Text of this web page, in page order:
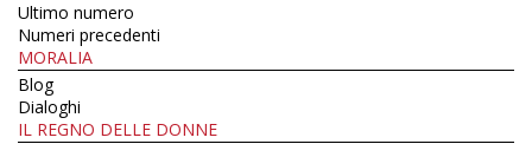
Ultimo numero
Numeri precedenti
MORALIA
Blog
Dialoghi
IL REGNO DELLE DONNE